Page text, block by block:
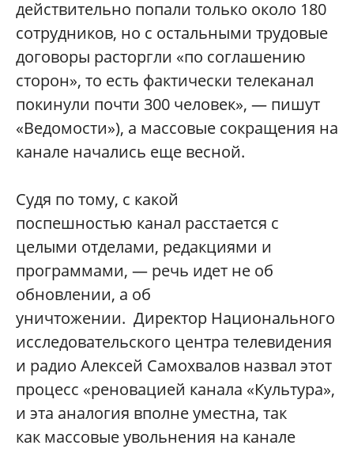
действительно попали только около 180
сотрудников, но с остальными трудовые
договоры расторгли «по соглашению
сторон», то есть фактически телеканал
покинули почти 300 человек», — пишут
«Ведомости»), а массовые сокращения на
канале начались еще весной.
Судя по тому, с какой
поспешностью канал расстается с
целыми отделами, редакциями и
программами, — речь идет не об
обновлении, а об
уничтожении. Директор Национального
исследовательского центра телевидения
и радио Алексей Самохвалов назвал этот
процесс «реновацией канала «Культура»,
и эта аналогия вполне уместна, так
как массовые увольнения на канале